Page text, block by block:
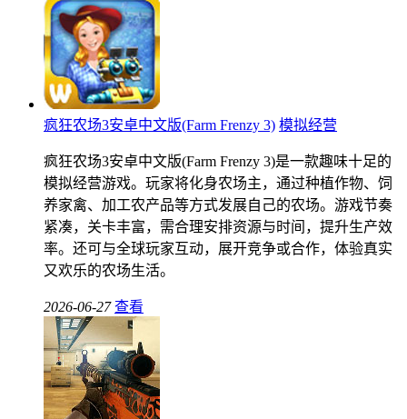
疯狂农场3安卓中文版(Farm Frenzy 3) 模拟经营
疯狂农场3安卓中文版(Farm Frenzy 3)是一款趣味十足的
模拟经营游戏。玩家将化身农场主，通过种植作物、饲
养家禽、加工农产品等方式发展自己的农场。游戏节奏
紧凑，关卡丰富，需合理安排资源与时间，提升生产效
率。还可与全球玩家互动，展开竞争或合作，体验真实
又欢乐的农场生活。
2026-06-27 查看